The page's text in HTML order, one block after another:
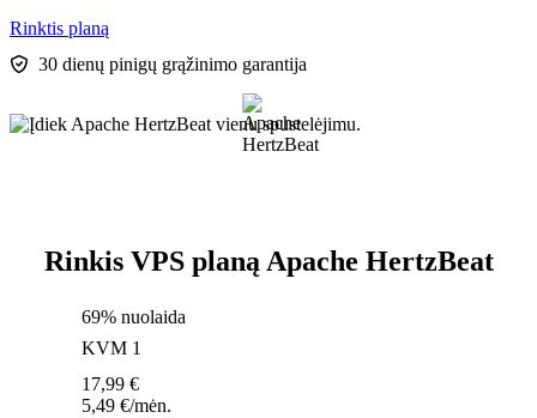
Rinktis planą
30 dienų pinigų grąžinimo garantija
Rinkis VPS planą Apache HertzBeat
69% nuolaida
KVM 1
17,99 €
5,49 €/mėn.